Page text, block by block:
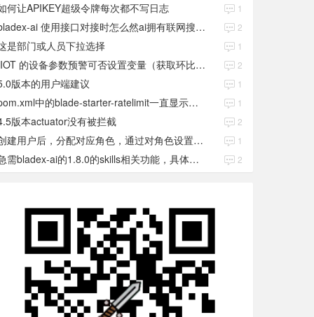
何让APIKEY超级令牌每次都不写日志 1
bladex-ai 使用接口对接时怎么然ai拥有联网搜索功能 2
是部门或人员下拉选择 1
IIOT 的设备参数预警可否设置变量（获取环比数值） 2
版本的用户端建议 1
pom.xml中的blade-starter-ratelimit一直显示红色 1
版本actuator没有被拦截 2
创建用户后，分配对应角色，通过对角色设置权限好后，登录当前用户后。查看不到当前已分配对应角色权限数据 1
急需bladex-ai的1.8.0的skills相关功能，具体发布日期是多少号 2